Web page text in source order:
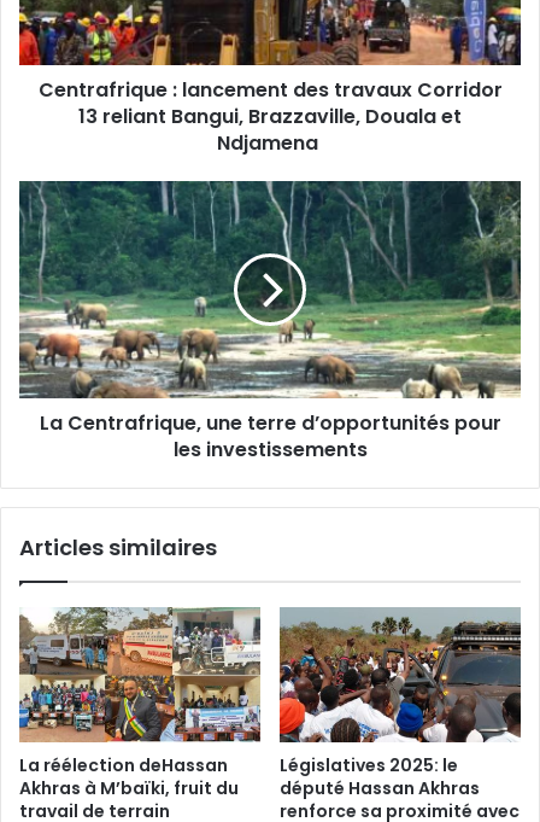
reliant
Bangui,
Brazzaville,
Douala
Centrafrique : lancement des travaux Corridor
13 reliant Bangui, Brazzaville, Douala et
Ndjamena
La
Centrafrique,
une
terre
d’opportunités
pour
les
investissements
La Centrafrique, une terre d’opportunités pour
les investissements
Articles similaires
La réélection deHassan
Akhras à M’baïki, fruit du
travail de terrain
Législatives 2025: le
député Hassan Akhras
renforce sa proximité avec